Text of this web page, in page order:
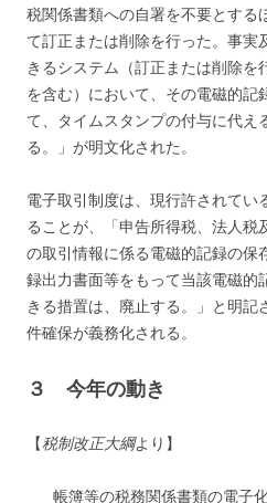
税関係書類への自署を不要とする
て訂正または削除を行った。事実
きるシステム（訂正または削除を
を含む）において、その電磁的記
て、タイムスタンプの付与に代え
る。
」が明文化された。
電子取引制度は、現行許されてい
ることが、「申告所得税、法人税
の取引情報に係る電磁的記録の保
録出力書面等をもって当該電磁的
きる措置は、廃止する。
」と明記
件確保が義務化される。
３ 今年の動き
【税制改正大綱より】
帳簿等の税務関係書類の電子